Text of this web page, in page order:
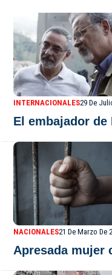
INTERNACIONALES29 De
El embajador
NACIONALES21 De Marzo De
Apresada mujer